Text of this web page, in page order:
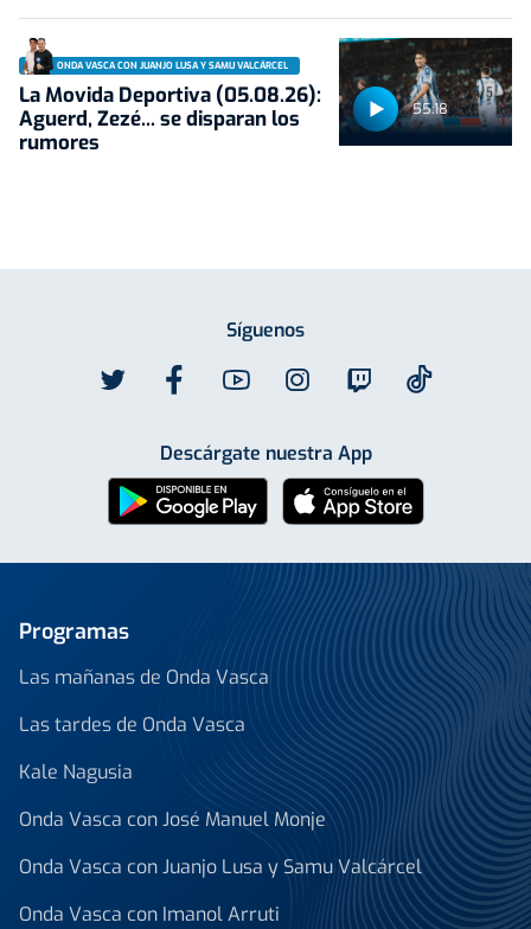
55:18
ONDA VASCA CON JUANJO LUSA Y SAMU VALCÁRCEL
La Movida Deportiva (05.08.26):
Aguerd, Zezé... se disparan los
rumores
Síguenos
Descárgate nuestra App
Programas
Las mañanas de Onda Vasca
Las tardes de Onda Vasca
Kale Nagusia
Onda Vasca con José Manuel Monje
Onda Vasca con Juanjo Lusa y Samu Valcárcel
Onda Vasca con Imanol Arruti